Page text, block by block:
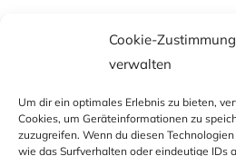
Cookie-Zustimmung
verwalten
Um dir ein optimales Erlebnis zu bieten,
Cookies, um Geräteinformationen zu
zuzugreifen. Wenn du diesen
wie das Surfverhalten oder eindeutige IDs